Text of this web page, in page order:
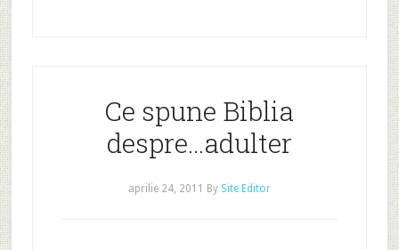
Ce spune Biblia
despre…adulter
aprilie 24, 2011 By Site Editor